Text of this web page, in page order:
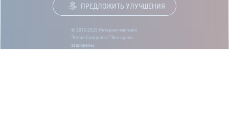
ПРЕДЛОЖИТЬ УЛУЧШЕНИЯ
© 2012-2026 Интернет-магазин
“Prime-Computers” Все права
защищены.